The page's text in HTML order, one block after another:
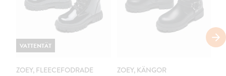
ZOEY, FLEECEFODRADE
VATTENTÄT
ZOEY, KÄNGOR